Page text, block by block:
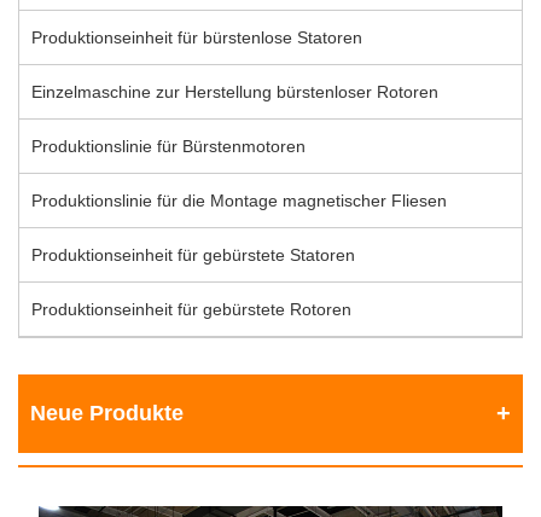
Produktionseinheit für bürstenlose Statoren
Einzelmaschine zur Herstellung bürstenloser Rotoren
Produktionslinie für Bürstenmotoren
Produktionslinie für die Montage magnetischer Fliesen
Produktionseinheit für gebürstete Statoren
Produktionseinheit für gebürstete Rotoren
Neue Produkte